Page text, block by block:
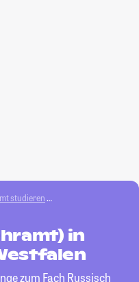
studieren
in
zum Fach Russisch